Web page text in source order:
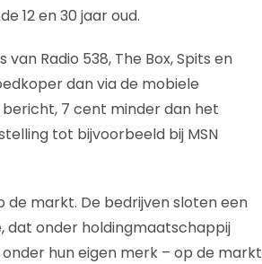
12 en 30 jaar oud.
Radio 538, The Box, Spits en
dan via de mobiele
7 cent minder dan het
tot bijvoorbeeld bij MSN
markt. De bedrijven sloten een
onder holdingmaatschappij
hun eigen merk – op de markt